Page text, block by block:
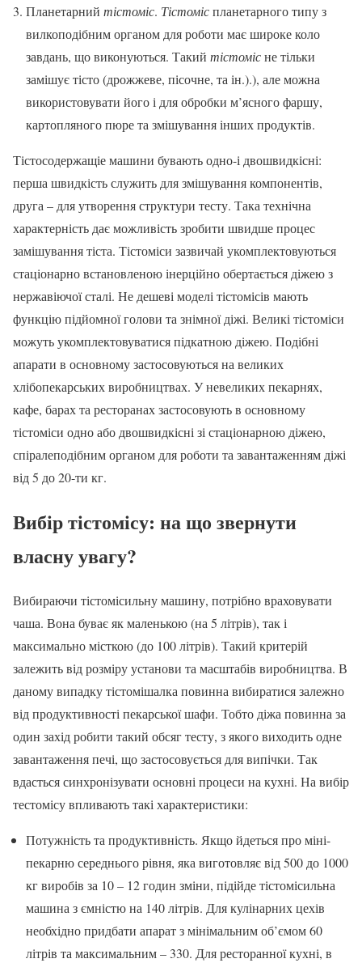
Планетарний тістоміс. Тістоміспланетарного типу з
вилкоподібним органом для роботи має широке коло
завдань, що виконуються. Такий тістомісне тільки
замішує тісто (дрожжеве, пісочне, та ін.).), але можна
використовувати його і для обробки м’ясного фаршу,
картопляного пюре та змішування інших продуктів.
Тістосодержащіе машини бувають одно-і двошвидкісні:
перша швидкість служить для змішування компонентів,
друга – для утворення структури тесту. Така технічна
характерність дає можливість зробити швидше процес
замішування тіста. Тістоміси зазвичай укомплектовуються
стаціонарно встановленою інерційно обертається діжею з
нержавіючої сталі. Не дешеві моделі тістомісів мають
функцію підйомної голови та знімної діжі. Великі тістоміси
можуть укомплектовуватися підкатною діжею. Подібні
апарати в основному застосовуються на великих
хлібопекарських виробництвах. У невеликих пекарнях,
кафе, барах та ресторанах застосовують в основному
тістоміси одно або двошвидкісні зі стаціонарною діжею,
спіралеподібним органом для роботи та завантаженням діжі
від 5 до 20-ти кг.
Вибір тістомісу: на що звернути
власну увагу?
Вибираючи тістомісильну машину, потрібно враховувати
чаша. Вона буває як маленькою (на 5 літрів), так і
максимально місткою (до 100 літрів). Такий критерій
залежить від розміру установи та масштабів виробництва. В
даному випадку тістомішалка повинна вибиратися залежно
від продуктивності пекарської шафи. Тобто діжа повинна за
один захід робити такий обсяг тесту, з якого виходить одне
завантаження печі, що застосовується для випічки. Так
вдасться синхронізувати основні процеси на кухні. На вибір
тестомісу впливають такі характеристики:
Потужність та продуктивність. Якщо йдеться про міні-
пекарню середнього рівня, яка виготовляє від 500 до 1000
кг виробів за 10 – 12 годин зміни, підійде тістомісильна
машина з ємністю на 140 літрів. Для кулінарних цехів
необхідно придбати апарат з мінімальним об’ємом 60
літрів та максимальним – 330. Для ресторанної кухні, в